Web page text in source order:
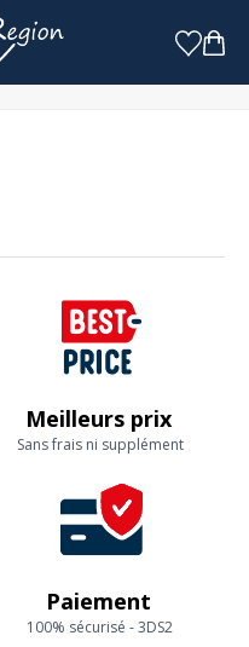
Meilleurs prix
Sans frais ni supplément
Paiement
100% sécurisé - 3DS2